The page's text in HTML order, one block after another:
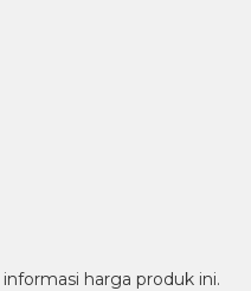
harga produk ini.